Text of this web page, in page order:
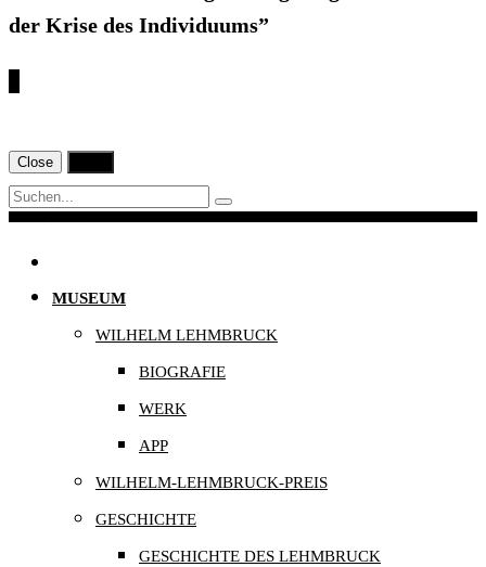
der Krise des Individuums”
Close
Navigation
MUSEUM
WILHELM LEHMBRUCK
BIOGRAFIE
WERK
APP
WILHELM-LEHMBRUCK-PREIS
GESCHICHTE
GESCHICHTE DES LEHMBRUCK